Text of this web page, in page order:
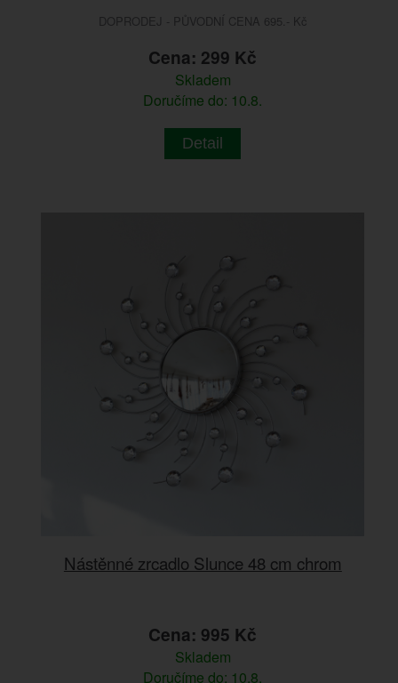
DOPRODEJ - PŮVODNÍ CENA 695.- Kč
Cena: 299 Kč
Skladem
Doručíme do: 10.8.
Detail
Nástěnné zrcadlo Slunce 48 cm chrom
Cena: 995 Kč
Skladem
Doručíme do: 10.8.